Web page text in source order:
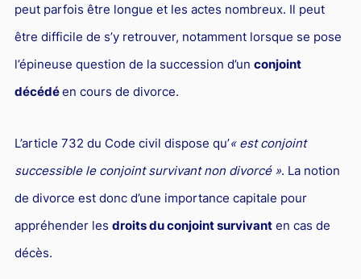
Gestion des crises
Responsabilité Sociétale des Entreprises (R.S.E)
Hôtellerie et restauration
peut parfois être longue et les actes nombreux. Il peut
être difficile de s’y retrouver, notamment lorsque se pose
l’épineuse question de la succession d’un conjoint
décédéen cours de divorce.
L’article 732 du Code civil dispose qu’« est conjoint
successible le conjoint survivant non divorcé ». La notion
de divorce est donc d’une importance capitale pour
appréhender les droits du conjoint survivanten cas de
décès.